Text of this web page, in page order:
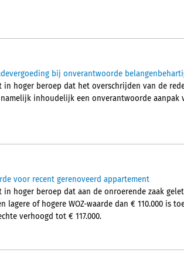
bij onverantwoorde
in hoger beroep dat het overschrijden van de
inhoudelijk een onverantwoorde aanpak
voor recent gerenoveerd appartement
in hoger beroep dat aan de onroerende zaak
lagere of hogere WOZ-waarde dan € 110.000 is
verhoogd tot € 117.000.